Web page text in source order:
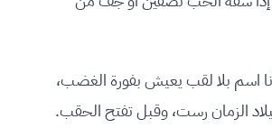
اسم بلا لقب يعيش بفورة الغضب،
الزمان رست، وقبل تفتح الحقب.